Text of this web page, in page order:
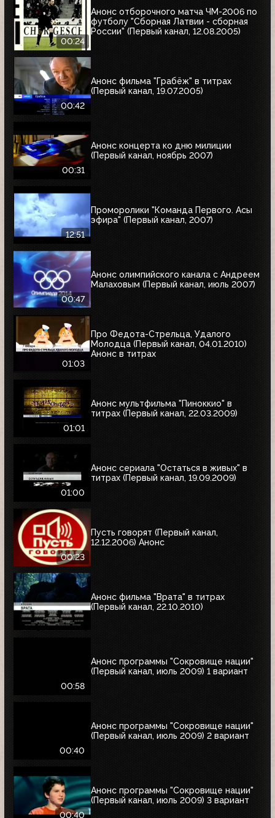
00:24
Анонс отборочного матча ЧМ-2006 по
футболу "Сборная Латвии - сборная
России" (Первый канал, 12.08.2005)
00:42
Анонс фильма "Грабёж" в титрах
(Первый канал, 19.07.2005)
00:31
Анонс концерта ко дню милиции
(Первый канал, ноябрь 2007)
12:51
Проморолики "Команда Первого. Асы
эфира" (Первый канал, 2007)
00:47
Анонс олимпийского канала с Андреем
Малаховым (Первый канал, июль 2007)
01:03
Про Федота-Стрельца, Удалого
Молодца (Первый канал, 04.01.2010)
Анонс в титрах
01:01
Анонс мультфильма "Пиноккио" в
титрах (Первый канал, 22.03.2009)
01:00
Анонс сериала "Остаться в живых" в
титрах (Первый канал, 19.09.2009)
00:23
Пусть говорят (Первый канал,
12.12.2006) Анонс
Анонс фильма "Врата" в титрах
(Первый канал, 22.10.2010)
00:58
Анонс программы "Сокровище нации"
(Первый канал, июль 2009) 1 вариант
00:40
Анонс программы "Сокровище нации"
(Первый канал, июль 2009) 2 вариант
00:40
Анонс программы "Сокровище нации"
(Первый канал, июль 2009) 3 вариант